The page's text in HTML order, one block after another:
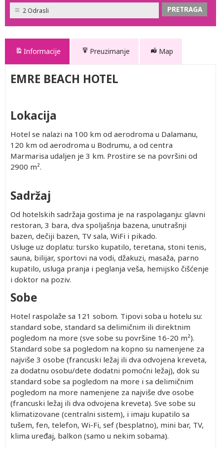
2 Odrasli
Informacije Preuzimanje Map
EMRE BEACH HOTEL
Lokacija
Hotel se nalazi na 100 km od aerodroma u Dalamanu,
120 km od aerodroma u Bodrumu, a od centra
Marmarisa udaljen je 3 km. Prostire se na površini od
2900 m².
Sadržaj
Od hotelskih sadržaja gostima je na raspolaganju: glavni
restoran, 3 bara, dva spoljašnja bazena, unutrašnji
bazen, dečiji bazen, TV sala, WiFi i pikado.
Usluge uz doplatu: tursko kupatilo, teretana, stoni tenis,
sauna, bilijar, sportovi na vodi, džakuzi, masaža, parno
kupatilo, usluga pranja i peglanja veša, hemijsko čišćenje
i doktor na poziv.
Sobe
Hotel raspolaže sa 121 sobom. Tipovi soba u hotelu su:
standard sobe, standard sa delimičnim ili direktnim
pogledom na more (sve sobe su površine 16-20 m²).
Standard sobe sa pogledom na kopno su namenjene za
najviše 3 osobe (francuski ležaj ili dva odvojena kreveta,
za dodatnu osobu/dete dodatni pomoćni ležaj), dok su
standard sobe sa pogledom na more i sa delimičnim
pogledom na more namenjene za najviše dve osobe
(francuski ležaj ili dva odvojena kreveta). Sve sobe su
klimatizovane (centralni sistem), i imaju kupatilo sa
tušem, fen, telefon, Wi-Fi, sef (besplatno), mini bar, TV,
klima uređaj, balkon (samo u nekim sobama).